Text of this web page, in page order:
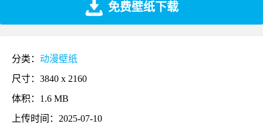
免费壁纸下载
分类： 动漫壁纸
尺寸：3840 x 2160
体积：1.6 MB
上传时间：2025-07-10